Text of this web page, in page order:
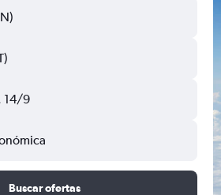
14/9
Buscar ofertas